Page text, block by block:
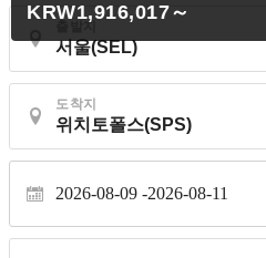
출발지
도착지
2026-08-09 2026-08-11
KRW1,916,017～